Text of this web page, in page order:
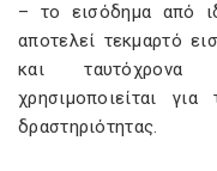
– το εισόδημα από
αποτελεί τεκμαρτό
και ταυτόχρονα
χρησιμοποιείται
δραστηριότητας.